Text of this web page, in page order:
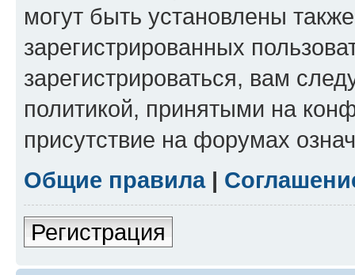
могут быть установлены
зарегистрированных
зарегистрироваться, вам
политикой, принятыми на
присутствие на форумах
Общие правила|
Регистрация